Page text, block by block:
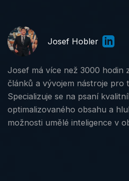
Josef Hobler
Josef má více než 3000 hodin
článků a vývojem nástroje pro
Specializuje se na psaní
optimalizovaného obsahu a
možnosti umělé inteligence v